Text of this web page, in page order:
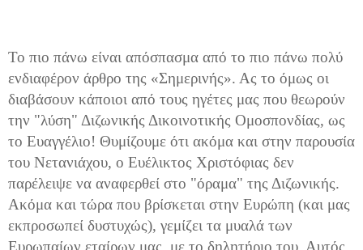
Το πιο πάνω είναι απόσπασμα από το πιο πάνω πολύ
ενδιαφέρον άρθρο της «Σημερινής». Ας το όμως οι
διαβάσουν κάποιοι από τους ηγέτες μας που θεωρούν
την "λύση" Διζωνικής Δικοινοτικής Ομοσπονδίας, ως
το Ευαγγέλιο! Θυμίζουμε ότι ακόμα και στην παρουσία
του Νετανιάχου, ο Ευέλικτος Χριστόφιας δεν
παρέλειψε να αναφερθεί στο "όραμα" της Διζωνικής.
Ακόμα και τώρα που βρίσκεται στην Ευρώπη (και μας
εκπροσωπεί δυστυχώς), γεμίζει τα μυαλά των
Ευρωπαίων εταίρων μας, με το δηλητήριο του. Αυτός